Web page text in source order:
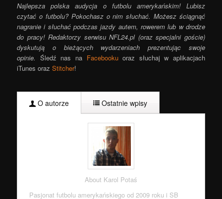
Najlepsza polska audycja o futbolu amerykańskim! Lubisz
czytać o futbolu? Pokochasz o nim słuchać. Możesz ściągnąć
nagranie i słuchać podczas jazdy autem, rowerem lub w drodze
do pracy! Redaktorzy serwisu NFL24.pl (oraz specjalni goście)
dyskutują o bieżących wydarzeniach prezentując swoje
opinie. Śledź nas na Facebookuoraz słuchaj w aplikacjach
iTunes orazStitcher!
O autorze Ostatnie wpisy
About Karol Potaś
Pasjonat futbolu amerykańskiego od 2009 roku i SB